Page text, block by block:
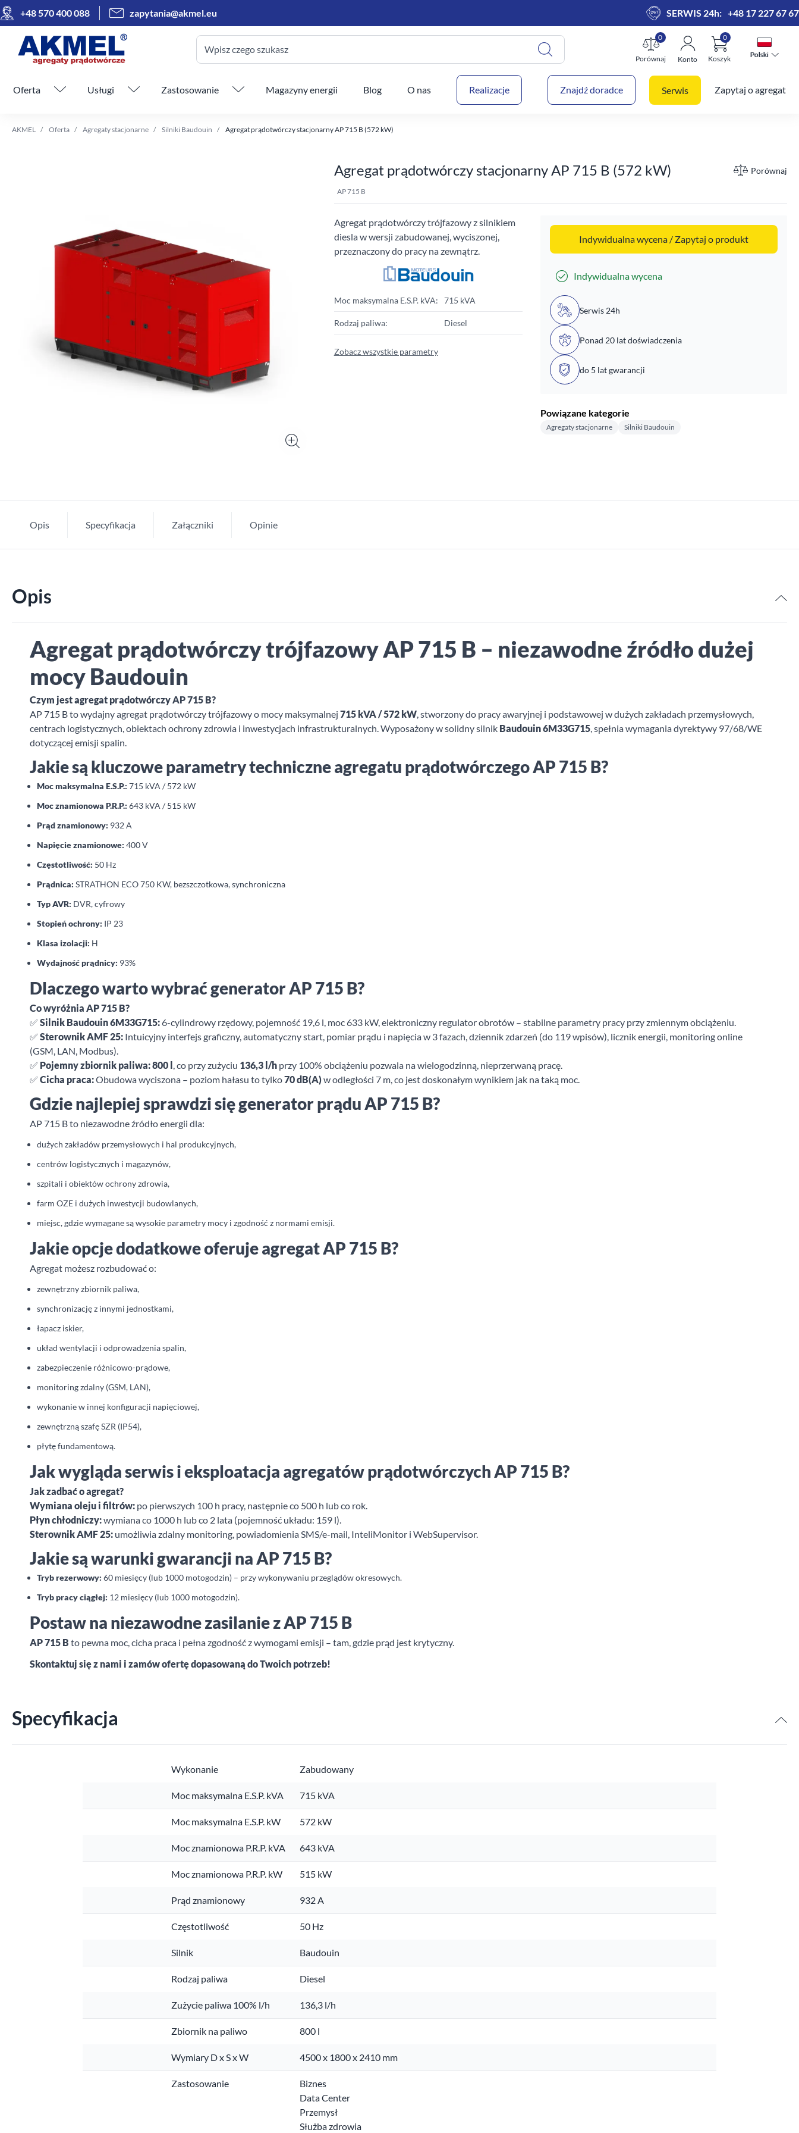
+48 570 400 088 zapytania@akmel.eu SERWIS 24h: +48 17 227 67 67
Wpisz czego szukasz
Porównaj
0
Konto Koszyk
0
Twój koszyk
Polski
Polski
Pomiń menu
Oferta Usługi Zastosowanie Magazyny energii Blog O nas Realizacje Znajdź doradce Serwis Zapytaj o agregat
AKMEL Oferta Agregaty stacjonarne Silniki Baudouin Agregat prądotwórczy stacjonarny AP 715 B (572 kW)
Agregat prądotwórczy stacjonarny AP 715 B (572 kW) Porównaj
AP 715 B
Agregat prądotwórczy trójfazowy z silnikiem
diesla w wersji zabudowanej, wyciszonej,
przeznaczony do pracy na zewnątrz.
Moc maksymalna E.S.P. kVA: 715 kVA
Rodzaj paliwa: Diesel
Zobacz wszystkie parametry
Indywidualna wycena / Zapytaj o produkt
Indywidualna wycena
Serwis 24h
Ponad 20 lat doświadczenia
do 5 lat gwarancji
Powiązane kategorie
Agregaty stacjonarne Silniki Baudouin
Opis Specyfikacja Załączniki Opinie
Opis
Agregat prądotwórczy trójfazowy AP 715 B – niezawodne źródło dużej
mocy Baudouin
Czym jest agregat prądotwórczy AP 715 B?
AP 715 B to wydajny agregat prądotwórczy trójfazowy o mocy maksymalnej 715 kVA / 572 kW, stworzony do pracy awaryjnej i podstawowej w dużych zakładach przemysłowych,
centrach logistycznych, obiektach ochrony zdrowia i inwestycjach infrastrukturalnych. Wyposażony w solidny silnik Baudouin 6M33G715, spełnia wymagania dyrektywy 97/68/WE
dotyczącej emisji spalin.
Jakie są kluczowe parametry techniczne agregatu prądotwórczego AP 715 B?
Moc maksymalna E.S.P.: 715 kVA / 572 kW
Moc znamionowa P.R.P.: 643 kVA / 515 kW
Prąd znamionowy: 932 A
Napięcie znamionowe: 400 V
Częstotliwość: 50 Hz
Prądnica: STRATHON ECO 750 KW, bezszczotkowa, synchroniczna
Typ AVR: DVR, cyfrowy
Stopień ochrony: IP 23
Klasa izolacji: H
Wydajność prądnicy: 93%
Dlaczego warto wybrać generator AP 715 B?
Co wyróżnia AP 715 B?
✅ Silnik Baudouin 6M33G715: 6-cylindrowy rzędowy, pojemność 19,6 l, moc 633 kW, elektroniczny regulator obrotów – stabilne parametry pracy przy zmiennym obciążeniu.
✅ Sterownik AMF 25: Intuicyjny interfejs graficzny, automatyczny start, pomiar prądu i napięcia w 3 fazach, dziennik zdarzeń (do 119 wpisów), licznik energii, monitoring online
(GSM, LAN, Modbus).
✅ Pojemny zbiornik paliwa:800 l, co przy zużyciu 136,3 l/h przy 100% obciążeniu pozwala na wielogodzinną, nieprzerwaną pracę.
✅ Cicha praca:Obudowa wyciszona – poziom hałasu to tylko70 dB(A)w odległości 7 m, co jest doskonałym wynikiem jak na taką moc.
Gdzie najlepiej sprawdzi się generator prądu AP 715 B?
AP 715 B to niezawodne źródło energii dla:
dużych zakładów przemysłowych i hal produkcyjnych,
centrów logistycznych i magazynów,
szpitali i obiektów ochrony zdrowia,
farm OZE i dużych inwestycji budowlanych,
miejsc, gdzie wymagane są wysokie parametry mocy i zgodność z normami emisji.
Jakie opcje dodatkowe oferuje agregat AP 715 B?
Agregat możesz rozbudować o:
zewnętrzny zbiornik paliwa,
synchronizację z innymi jednostkami,
łapacz iskier,
układ wentylacji i odprowadzenia spalin,
zabezpieczenie różnicowo-prądowe,
monitoring zdalny (GSM, LAN),
wykonanie w innej konfiguracji napięciowej,
zewnętrzną szafę SZR (IP54),
płytę fundamentową.
Jak wygląda serwis i eksploatacja agregatów prądotwórczych AP 715 B?
Jak zadbać o agregat?
Wymiana oleju i filtrów: po pierwszych 100 h pracy, następnie co 500 h lub co rok.
Płyn chłodniczy:wymiana co 1000 h lub co 2 lata (pojemność układu: 159 l).
Sterownik AMF 25: umożliwia zdalny monitoring, powiadomienia SMS/e-mail, InteliMonitor i WebSupervisor.
Jakie są warunki gwarancji na AP 715 B?
Tryb rezerwowy: 60 miesięcy (lub 1000 motogodzin) – przy wykonywaniu przeglądów okresowych.
Tryb pracy ciągłej: 12 miesięcy (lub 1000 motogodzin).
Postaw na niezawodne zasilanie z AP 715 B
AP 715 B to pewna moc, cicha praca i pełna zgodność z wymogami emisji – tam, gdzie prąd jest krytyczny.
Skontaktuj się z nami i zamów ofertę dopasowaną do Twoich potrzeb!
Specyfikacja
Wykonanie Zabudowany
Moc maksymalna E.S.P. kVA 715 kVA
Moc maksymalna E.S.P. kW 572 kW
Moc znamionowa P.R.P. kVA 643 kVA
Moc znamionowa P.R.P. kW 515 kW
Prąd znamionowy 932 A
Częstotliwość 50 Hz
Silnik Baudouin
Rodzaj paliwa Diesel
Zużycie paliwa 100% l/h 136,3 l/h
Zbiornik na paliwo 800 l
Wymiary D x S x W 4500 x 1800 x 2410 mm
Zastosowanie
Biznes
Data Center
Przemysł
Służba zdrowia